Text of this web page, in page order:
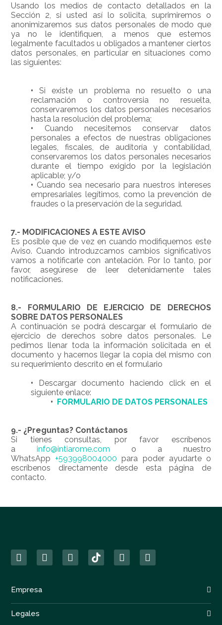
Usando los medios de contacto detallados en la
Sección 2, si usted así lo solicita, suprimiremos o
anonimizaremos sus datos personales de modo que
ya no le identifiquen, a menos que estemos
legalmente facultados u obligados a mantener ciertos
datos personales, en particular en situaciones como
las siguientes:
•Si existe un problema no resuelto o una
reclamación o controversia no resuelta,
conservaremos los datos personales necesarios
hasta la resolución del problema;
• Cuando necesitemos conservar datos
personales a efectos de nuestras obligaciones
legales, fiscales, de auditoría y contabilidad,
conservaremos los datos personales necesarios
durante el tiempo exigido por la legislación
aplicable; y/o
• Cuando sea necesario para nuestros intereses
empresariales legítimos, como la prevención de
fraudes o la preservación de la seguridad.
7.- MODIFICACIONES A ESTE AVISO
Es posible que de vez en cuando modifiquemos este
Aviso. Cuando introduzcamos cambios significativos
vamos a notificarle con antelación. Por lo tanto, por
favor, asegúrese de leer detenidamente tales
notificaciones.
8.- FORMULARIO DE EJERCICIO DE DERECHOS
SOBRE DATOS PERSONALES
A continuación se podrá descargar el formulario de
ejercicio de derechos sobre datos personales. Le
pedimos llenar toda la información solicitada en el
documento y hacernos llegar la copia del mismo con
su requerimiento descrito en el formulario
• Descargar documento haciendo click en el
siguiente enlace:
• FORMULARIO DE DATOS PERSONALES
9.- ¿Preguntas? Contáctanos
Si tienes consultas, por favor escríbenos
ainfo@intiarome.com o a nuestro
WhatsApp+593998004000 para poder ayudarte o
escríbenos directamente desde estapágina de
contacto.
Empresa
Legales